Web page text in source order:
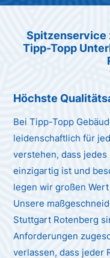
Spitzenservice
Tipp-Topp Unt
Höchste
Bei Tipp-Topp
leidenschaftlich für
verstehen, dass
einzigartig ist und
legen wir großen
Unsere
Stuttgart Rotenberg
Anforderungen
verlassen, dass jeder